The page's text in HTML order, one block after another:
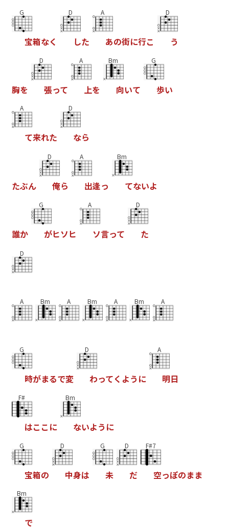
G
宝箱なく
D
した
A
あの街に行こ
D
う
胸を
D
張って
A
上を
Bm
向いて
G
歩い
A
て来れた
D
なら
たぶん
D
俺ら
A
出逢っ
Bm
てないよ
誰か
G
がヒソヒ
A
ソ言って
D
た
D
A Bm A Bm A Bm A
G
時がまるで変
D
わってく よう に
A
明日
F#
はこ こ に
Bm
ないよう に
G
宝箱の
D
中身は
G
未
D
だ
F#7
空っぽのまま
Bm
で